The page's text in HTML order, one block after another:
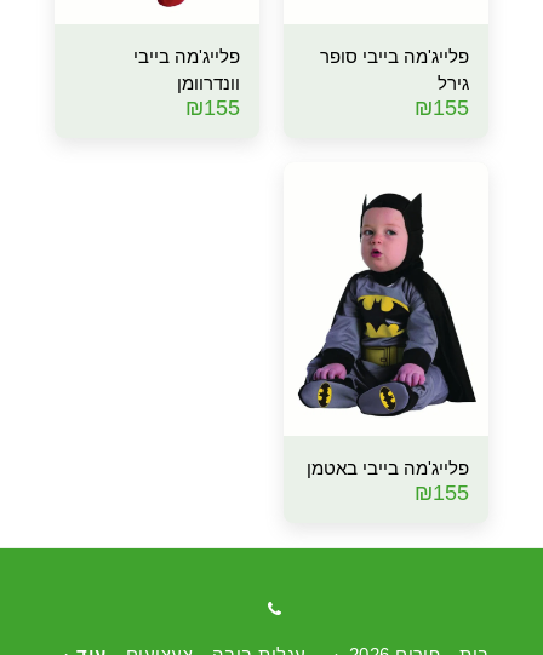
פלייג'מה בייבי סופר
גירל
₪155
פלייג'מה בייבי
וונדרוומן
₪155
פלייג'מה בייבי באטמן
₪155